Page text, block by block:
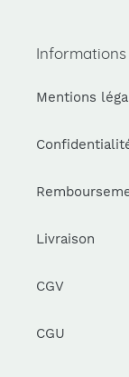
Mentions
Livraison
CGV
CGU